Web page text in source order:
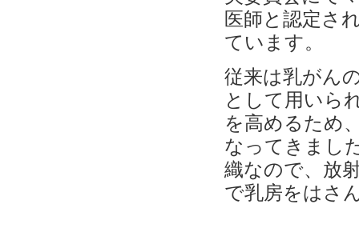
医師と認定さ
ています。
従来は乳がん
として用いら
を高めるため
なってきまし
織なので、放
で乳房をはさ